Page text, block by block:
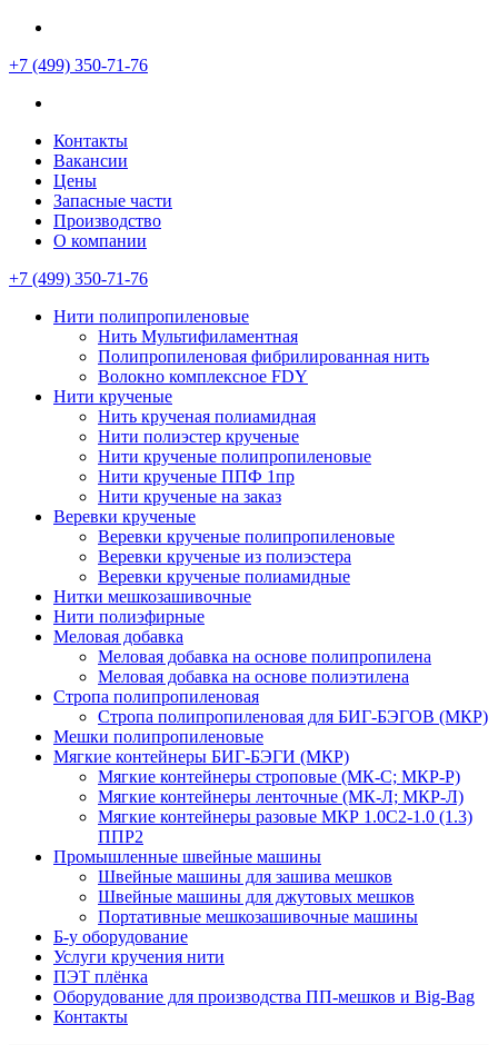
+7 (499) 350-71-76
Контакты
Вакансии
Цены
Запасные части
Производство
О компании
+7 (499) 350-71-76
Нити полипропиленовые
Нить Мультифиламентная
Полипропиленовая фибрилированная нить
Волокно комплексное FDY
Нити крученые
Нить крученая полиамидная
Нити полиэстер крученые
Нити крученые полипропиленовые
Нити крученые ППФ 1пр
Нити крученые на заказ
Веревки крученые
Веревки крученые полипропиленовые
Веревки крученые из полиэстера
Веревки крученые полиамидные
Нитки мешкозашивочные
Нити полиэфирные
Меловая добавка
Меловая добавка на основе полипропилена
Меловая добавка на основе полиэтилена
Стропа полипропиленовая
Стропа полипропиленовая для БИГ-БЭГОВ (МКР)
Мешки полипропиленовые
Мягкие контейнеры БИГ-БЭГИ (МКР)
Мягкие контейнеры строповые (МК-С; МКР-Р)
Мягкие контейнеры ленточные (МК-Л; МКР-Л)
Мягкие контейнеры разовые МКР 1.0С2-1.0 (1.3)
ППР2
Промышленные швейные машины
Швейные машины для зашива мешков
Швейные машины для джутовых мешков
Портативные мешкозашивочные машины
Б-у оборудование
Услуги кручения нити
ПЭТ плёнка
Оборудование для производства ПП-мешков и Big-Bag
Контакты